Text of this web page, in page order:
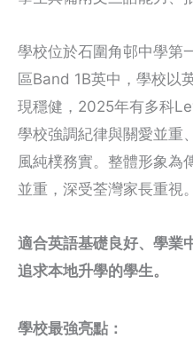
學校位於石圍角邨中學第
區Band 1B英中，學校以
現穩健，2025年有多科
學校強調紀律與關愛並重
風純樸務實。整體形象為
並重，深受荃灣家長重視。
適合英語基礎良好、學業
追求本地升學的學生。
學校最強亮點：